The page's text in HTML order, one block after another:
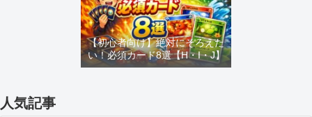
【初心者向け】絶対にそろえた
い！必須カード8選【H・I・J】
人気記事